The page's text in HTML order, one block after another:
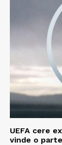
UEFA cere
vinde o